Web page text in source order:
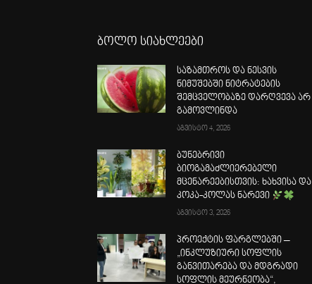
ბოლო სიახლეები
საზამთროს და ნესვის
ნიმუშებში ნიტრატების
შემცველობაზე დარღვევა არ
გამოვლინდა
აგვისტო 4, 2026
ბუნებრივი
ბიოგამაძლიერებელი
მცენარეებისთვის: ხახვისა და
კოკა-კოლას ნარევი
აგვისტო 3, 2026
პროექტის ფარგლებში –
„ინკლუზიური სოფლის
განვითარება და მდგრადი
სოფლის მეურნეობა“,